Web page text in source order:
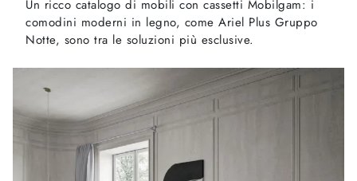
Un ricco catalogo di mobili con cassetti Mobilgam: i
comodini moderni in legno, come Ariel Plus Gruppo
Notte, sono tra le soluzioni più esclusive.